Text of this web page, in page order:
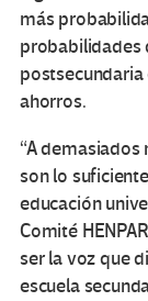
más
probabilidades
ahorros.
“A
son lo
educación
Comité
ser la voz que
escuela